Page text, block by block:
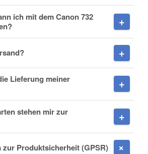
ich mit dem Canon 732
Lieferung meiner
stehen mir zur
zur Produktsicherheit (GPSR)